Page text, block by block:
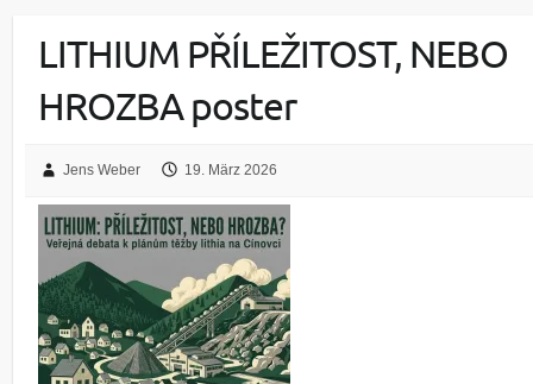
LITHIUM PŘÍLEŽITOST, NEBO
HROZBA poster
Jens Weber 19. März 2026